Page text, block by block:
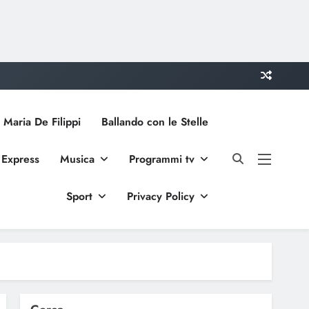
De Filippi Ballando con le Stelle
Musica Programmi tv
Sport Privacy Policy